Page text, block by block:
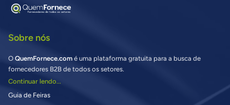
Sobre nós
O QuemFornece.com é uma plataforma gratuita para a busca de
fornecedores B2B de todos os setores.
Continuar lendo...
Guia de Feiras